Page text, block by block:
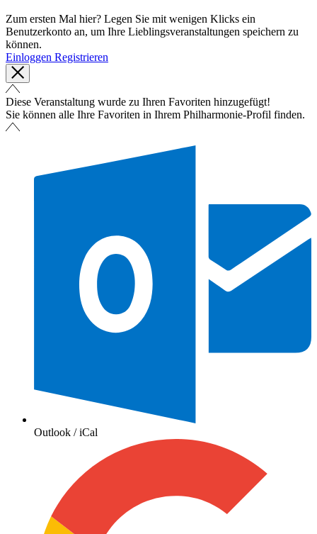
Zum ersten Mal hier? Legen Sie mit wenigen Klicks ein
Benutzerkonto an, um Ihre Lieblingsveranstaltungen speichern zu
können.
Einloggen Registrieren
Diese Veranstaltung wurde zu Ihren Favoriten hinzugefügt!
Sie können alle Ihre Favoriten in Ihrem Philharmonie-Profil finden.
Outlook / iCal